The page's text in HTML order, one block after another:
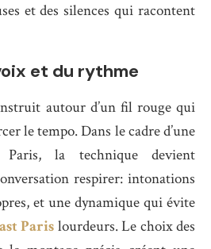
et des silences qui racontent
et du rythme
autour d’un fil rouge qui
le tempo. Dans le cadre d’une
Paris, la technique devient
respirer: intonations
et une dynamique qui évite
Paris lourdeurs. Le choix des